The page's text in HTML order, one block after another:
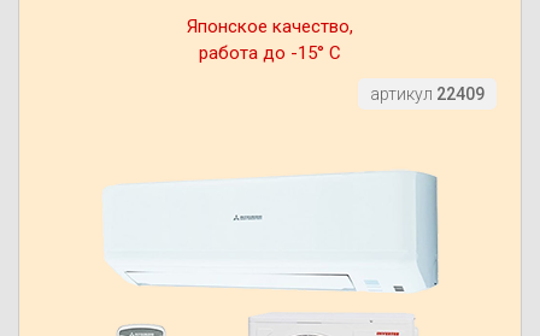
Японское качество,
работа до -15° С
артикул 22409